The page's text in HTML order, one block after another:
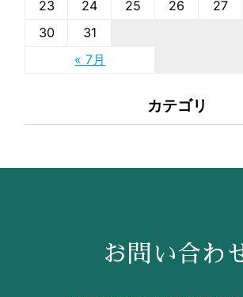
« 7月
23
24 25 26 27
30
31
カテゴリ
お問い合わ